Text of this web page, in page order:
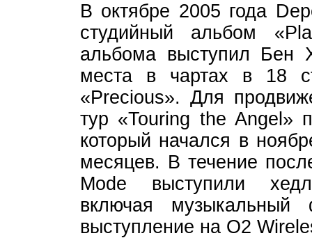
В октябре 2005 года
студийный альбом
альбома выступил Бен
места в чартах в 18
«Precious». Для
тур «Touring the Angel»
который начался в
месяцев. В течение
Mode выступили
включая
выступление на O2